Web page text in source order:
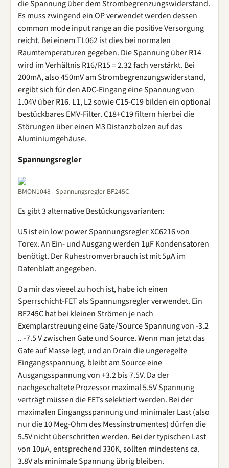
die Spannung über dem Strombegrenzungswiderstand.
Es muss zwingend ein OP verwendet werden dessen
common mode input range an die positive Versorgung
reicht. Bei einem TL062 ist dies bei normalen
Raumtemperaturen gegeben. Die Spannung über R14
wird im Verhältnis R16/R15 = 2.32 fach verstärkt. Bei
200mA, also 450mV am Strombegrenzungswiderstand,
ergibt sich für den ADC-Eingang eine Spannung von
1.04V über R16. L1, L2 sowie C15-C19 bilden ein optional
bestückbares EMV-Filter. C18+C19 filtern hierbei die
Störungen über einen M3 Distanzbolzen auf das
Aluminiumgehäuse.
Spannungsregler
BMON1048 - Spannungsregler BF245C
Es gibt 3 alternative Bestückungsvarianten:
U5 ist ein low power Spannungsregler XC6216 von
Torex. An Ein- und Ausgang werden 1µF Kondensatoren
benötigt. Der Ruhestromverbrauch ist mit 5µA im
Datenblatt angegeben.
Da mir das vieeel zu hoch ist, habe ich einen
Sperrschicht-FET als Spannungsregler verwendet. Ein
BF245C hat bei kleinen Strömen je nach
Exemplarstreuung eine Gate/Source Spannung von -3.2
.. -7.5 V zwischen Gate und Source. Wenn man jetzt das
Gate auf Masse legt, und an Drain die ungeregelte
Eingangsspannung, bleibt am Source eine
Ausgangsspannung von +3.2 bis 7.5V. Da der
nachgeschaltete Prozessor maximal 5.5V Spannung
verträgt müssen die FETs selektiert werden. Bei der
maximalen Eingangsspannung und minimaler Last (also
nur die 10 Meg-Ohm des Messinstrumentes) dürfen die
5.5V nicht überschritten werden. Bei der typischen Last
von 10µA, entsprechend 330K, sollten mindestens ca.
3.8V als minimale Spannung übrig bleiben.